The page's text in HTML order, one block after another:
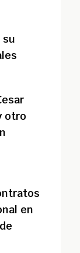
su
otro
en